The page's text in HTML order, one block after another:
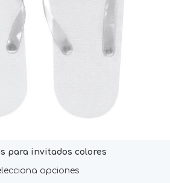
para invitados colores
opciones